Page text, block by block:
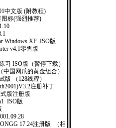
中文版 (附教程)
图标(强烈推荐)
Windows XP ISO版
v4.1零售版
习 ISO版（暂停下载）
国网爪的黄金组合）
版 （128线程）
注册补丁
版注册版
ISO版
17.24注册版 （相